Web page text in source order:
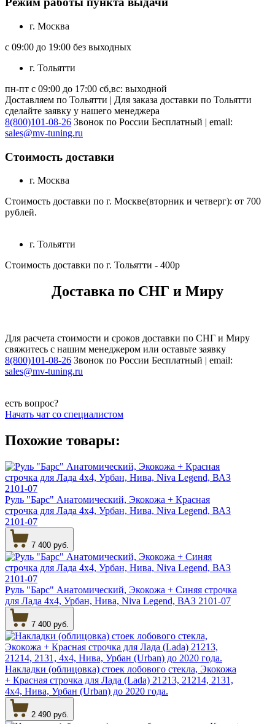
г. Москва
с 09:00 до 19:00 без выходных
г. Тольятти
пн-пт с 09:00 до 17:00 сб,вс: выходной
Доставляем по Тольятти | Для заказа доставки по Тольятти
сделайте заявку у нашего менеджера
8(800)101-08-26 Звонок по России Бесплатный | email:
sales@mv-tuning.ru
Стоимость доставки
г. Москва
Стоимость доставки по г. Москве(вторник и четверг): от 700
рублей.
г. Тольятти
Стоимость доставки по г. Тольятти - 400р
Доставка по СНГ и Миру
Для расчета стоимости и сроков доставки по СНГ и Миру
свяжитесь с нашим менеджером или оставьте заявку
8(800)101-08-26 Звонок по России Бесплатный | email:
sales@mv-tuning.ru
есть вопрос?
Начать чат со специалистом
Похожие товары:
Руль "Барс" Анатомический, Экокожа + Красная
строчка для Лада 4х4, Урбан, Нива, Niva Legend, ВАЗ
2101-07
7 400 руб.
Руль "Барс" Анатомический, Экокожа + Синяя строчка
для Лада 4х4, Урбан, Нива, Niva Legend, ВАЗ 2101-07
7 400 руб.
Накладки (облицовка) стоек лобового стекла, Экокожа
+ Красная строчка для Лада (Lada) 21213, 21214, 2131,
4х4, Нива, Урбан (Urban) до 2020 года.
2 490 руб.